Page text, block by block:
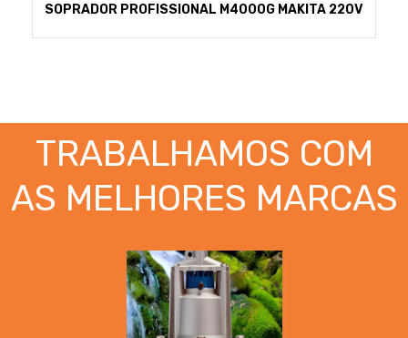
SOPRADOR PROFISSIONAL M4000G MAKITA 220V
TRABALHAMOS COM
AS MELHORES MARCAS